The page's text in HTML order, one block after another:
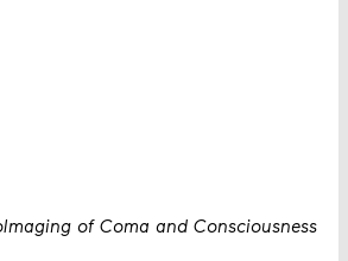
of Coma and Consciousness